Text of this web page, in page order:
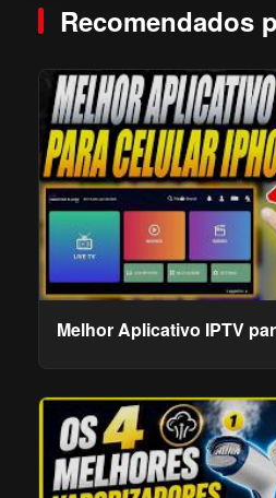
Recomendados
Melhor Aplicativo IPTV